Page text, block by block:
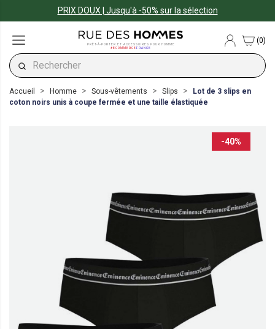
PRIX DOUX | Jusqu'à -50% sur la sélection
PRÊT-À-PORTER ET ACCESSOIRES POUR HOMME
#ECOMMERCEFRANCE
(0)
Accueil Homme Sous-vêtements Slips
Lot de 3 slips en
coton noirs unis à coupe fermée et une taille élastiquée
-40%